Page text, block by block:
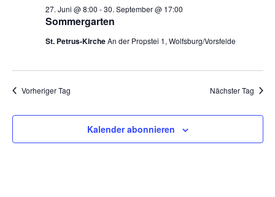
2026
Sommergarten
27. Juni @ 8:00 -30. September @ 17:00
St. Petrus-KircheAn der Propstei 1, Wolfsburg/Vorsfelde
Vorheriger Tag Nächster Tag
Kalender abonnieren